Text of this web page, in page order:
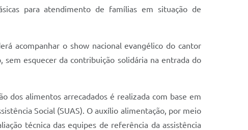
para atendimento de famílias em situação de
acompanhar o show nacional evangélico do cantor
esquecer da contribuição solidária na entrada do
dos alimentos arrecadados é realizada com base em
Social (SUAS). O auxílio alimentação, por meio
técnica das equipes de referência da assistência